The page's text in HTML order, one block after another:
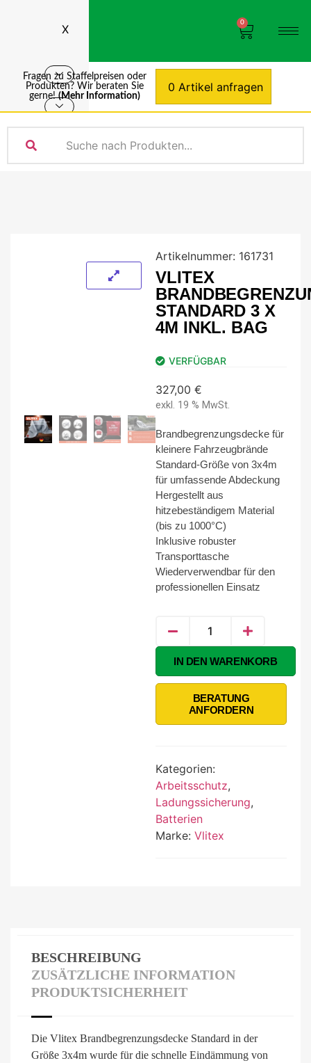
0
X
Fragen zu Staffelpreisen oder
Produkten? Wir beraten Sie
gerne!(Mehr Information)
0 Artikel anfragen
Artikelnummer: 161731
VLITEX
STANDARD 3 X
4M INKL. BAG
VERFÜGBAR
327,00 €
exkl. 19 % MwSt.
Brandbegrenzungsdecke für
kleinere Fahrzeugbrände
Standard-Größe von 3x4m
für umfassende Abdeckung
Hergestellt aus
hitzebeständigem Material
(bis zu 1000°C)
Inklusive robuster
Transporttasche
Wiederverwendbar für den
professionellen Einsatz
IN DEN WARENKORB
BERATUNG
ANFORDERN
Alternative:
Kategorien:
Arbeitsschutz,
Ladungssicherung,
Batterien
Marke: Vlitex
BESCHREIBUNG
ZUSÄTZLICHE INFORMATION
PRODUKTSICHERHEIT
Die Vlitex Brandbegrenzungsdecke Standard in der
Größe 3x4m wurde für die schnelle Eindämmung von